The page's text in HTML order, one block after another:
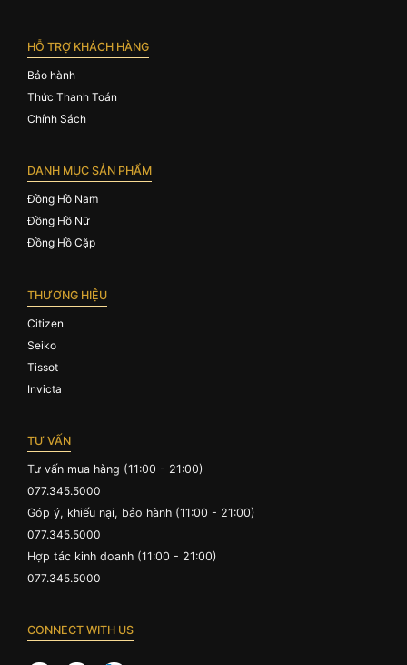
HỖ TRỢ KHÁCH HÀNG
Bảo hành
Thức Thanh Toán
Chính Sách
DANH MỤC SẢN PHẨM
Đồng Hồ Nam
Đồng Hồ Nữ
Đồng Hồ Cặp
THƯƠNG HIỆU
Citizen
Seiko
Tissot
Invicta
TƯ VẤN
Tư vấn mua hàng (11:00 - 21:00)
077.345.5000
Góp ý, khiếu nại, bảo hành (11:00 - 21:00)
077.345.5000
Hợp tác kinh doanh (11:00 - 21:00)
077.345.5000
CONNECT WITH US